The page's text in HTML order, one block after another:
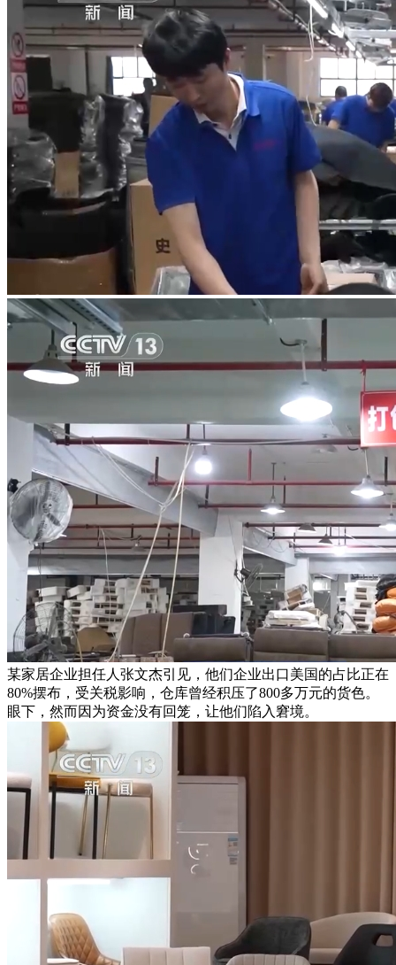
某家居企业担任人张文杰引见，他们企业出口美国的占比正在
80%摆布，受关税影响，仓库曾经积压了800多万元的货色。
眼下，然而因为资金没有回笼，让他们陷入窘境。